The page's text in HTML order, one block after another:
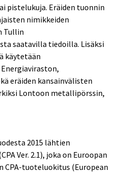
Eräiden tuonnin
nimikkeiden
Tullin
saatavilla tiedoilla. Lisäksi
käytetään
eräiden kansainvälisten
Lontoon metallipörssin,
2015 lähtien
Ver. 2.1), joka on Euroopan
tuoteluokitus (European